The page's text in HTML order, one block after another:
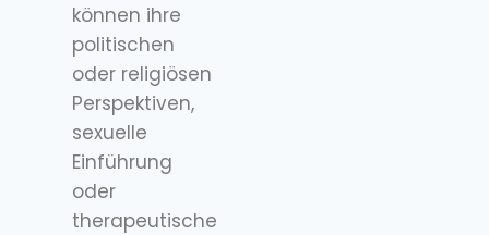
können ihre
politischen
oder religiösen
Perspektiven,
sexuelle
Einführung
oder
therapeutische